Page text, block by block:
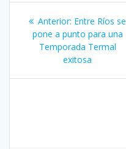
Navegación
de
entradas
Anterior: Entrada
anterior:
Entre Ríos se
pone a punto para una
Temporada Termal
exitosa